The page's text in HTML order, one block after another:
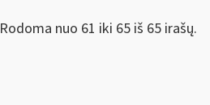
Rodoma nuo 61 iki 65 iš 65 irašų.